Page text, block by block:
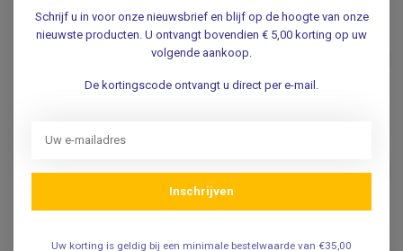
OMRON
Omron Bovenarm manchet -
Omron HBP 1120-E en HBP
OMRON
manchet - 22-42 cm
€43,95
Schrijf u in voor onze nieuwsbrief en blijf op de hoogte van onze
nieuwste producten. U ontvangt bovendien € 5,00 korting op uw
volgende aankoop.
De kortingscode ontvangt u direct per e-mail.
Inschrijven
Uw korting is geldig bij een minimale bestelwaarde van €35,00